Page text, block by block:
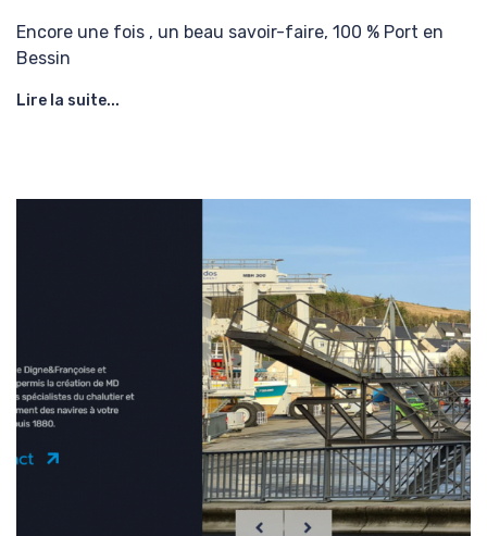
Encore une fois , un beau savoir-faire, 100 % Port en
Bessin
Lire la suite...